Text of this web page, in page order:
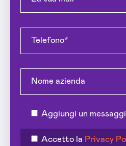
Aggiungi un
Accetto la Privacy